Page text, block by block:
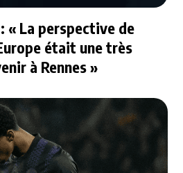
« La perspective de
était une très
à Rennes »